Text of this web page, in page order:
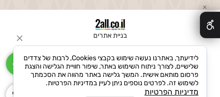
בניית אתרים
✕
לידיעתך, באתרנו נעשה שימוש בקבצי Cookies, לרבות של צדדים
שלישיים, לצורך ניתוח השימוש באתר, שיפור חוויית הגלישה והצגת
פרסום מותאם אישית. המשך גלישה באתר מהווה את הסכמתך
לשימוש זה. לפרטים נוספים ניתן לעיין במדיניות הפרטיות.
מדיניות הפרטיות